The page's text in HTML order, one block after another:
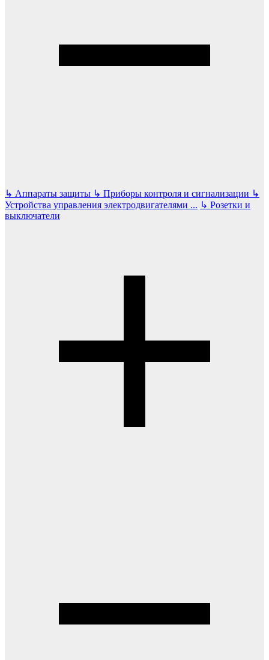
↳ Аппараты защиты ↳ Приборы контроля и сигнализации ↳
Устройства управления электродвигателями ... ↳ Розетки и
выключатели